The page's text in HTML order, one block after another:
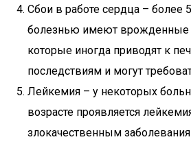
Сбои в работе сердца – более
болезнью имеют врожденные
которые иногда приводят к
последствиям и могут
Лейкемия – у некоторых
возрасте проявляется
злокачественным